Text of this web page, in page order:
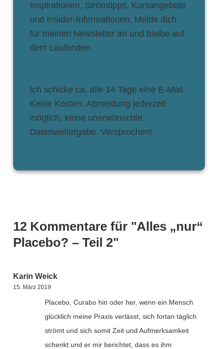
Inspirationen, Strömtipps, Kursangebote
und Insider-Informationen: Melde dich
für meinen Newsletter an und bleibe auf
dem Laufenden.
Ich schicke ca. alle 14 Tage eine E-Mail.
Keine Kosten, Abmeldung jederzeit
möglich, keine unerwünschte
Datenweitergabe. Versprochen!
12 Kommentare für "Alles „nur“
Placebo? – Teil 2"
Karin Weick
15. März 2019
Placebo, Curabo hin oder her, wenn ein Mensch
glücklich meine Praxis verlässt, sich fortan täglich
strömt und sich somit Zeit und Aufmerksamkeit
schenkt und er mir berichtet, dass es ihm